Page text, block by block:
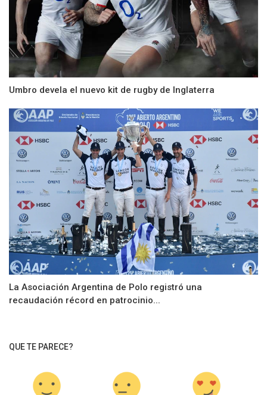
Umbro devela el nuevo kit de rugby de Inglaterra
La Asociación Argentina de Polo registró una
recaudación récord en patrocinio...
QUE TE PARECE?